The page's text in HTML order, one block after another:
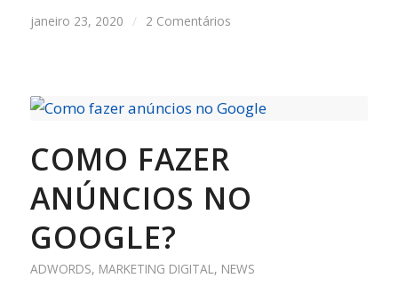
janeiro 23, 2020 / 2 Comentários
COMO FAZER
ANÚNCIOS NO
GOOGLE?
ADWORDS, MARKETING DIGITAL, NEWS